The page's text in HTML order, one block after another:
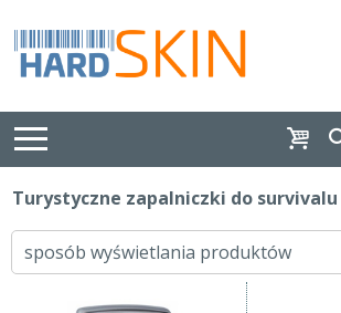
Turystyczne zapalniczki do survivalu